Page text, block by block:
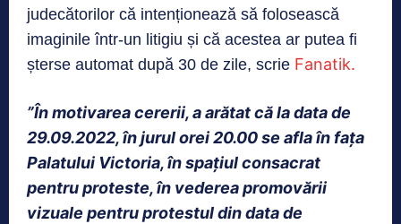
judecătorilor că intenționează să folosească
imaginile într-un litigiu și că acestea ar putea fi
șterse automat după 30 de zile, scrie Fanatik.
”În motivarea cererii, a arătat că la data de
29.09.2022, în jurul orei 20.00 se afla în faţa
Palatului Victoria, în spaţiul consacrat
pentru proteste, în vederea promovării
vizuale pentru protestul din data de